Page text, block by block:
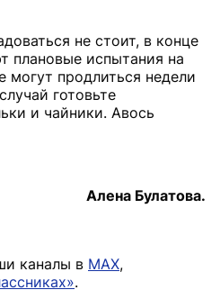
не стоит, в конце
плановые испытания на
продлиться недели
готовьте
и чайники. Авось
Алена Булатова.
каналы в MAX,
.